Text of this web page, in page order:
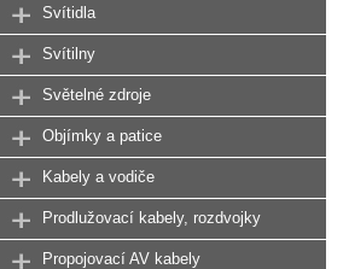
Svítidla
Svítilny
Světelné zdroje
Objímky a patice
Kabely a vodiče
Prodlužovací kabely, rozdvojky
Propojovací AV kabely